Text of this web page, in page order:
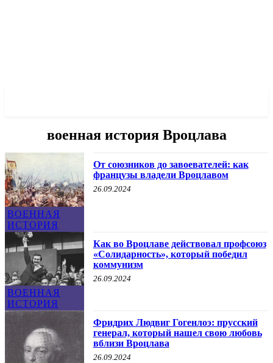
военная история Вроцлава
ВОЕННАЯ
ИСТОРИЯ
От союзников до завоевателей: как
французы владели Вроцлавом
26.09.2024
ВОЕННАЯ
ИСТОРИЯ
Как во Вроцлаве действовал профсоюз
«Солидарность», который победил
коммунизм
26.09.2024
Фридрих Людвиг Гогенлоэ: прусский
генерал, который нашел свою любовь
вблизи Вроцлава
26.09.2024